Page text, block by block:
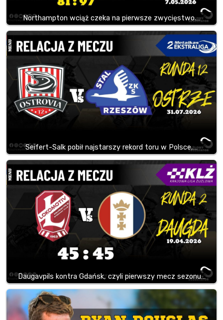
Northampton wciąż czeka na pierwsze zwycięstwo.…
Seifert-Salk pobił najstarszy rekord toru w Polsce,…
Daugavpils kontra Gdańsk, czyli pierwszy mecz sezonu…